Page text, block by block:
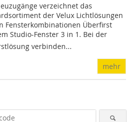
verzeichnet das
der Velux Lichtlösungen
Fensterkombinationen Überfirst
Studio-Fenster 3 in 1. Bei der
verbinden...
mehr